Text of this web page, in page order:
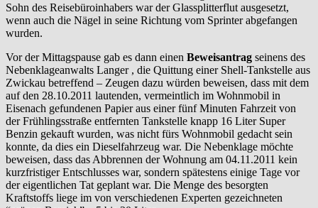
Sohn des Reisebüroinhabers war der Glassplitterflut ausgesetzt,
wenn auch die Nägel in seine Richtung vom Sprinter abgefangen
wurden.
Vor der Mittagspause gab es dann einen Beweisantrag seinens des
Nebenklageanwalts Langer , die Quittung einer Shell-Tankstelle aus
Zwickau betreffend – Zeugen dazu würden beweisen, dass mit dem
auf den 28.10.2011 lautenden, vermeintlich im Wohnmobil in
Eisenach gefundenen Papier aus einer fünf Minuten Fahrzeit von
der Frühlingsstraße entfernten Tankstelle knapp 16 Liter Super
Benzin gekauft wurden, was nicht fürs Wohnmobil gedacht sein
konnte, da dies ein Dieselfahrzeug war. Die Nebenklage möchte
beweisen, dass das Abbrennen der Wohnung am 04.11.2011 kein
kurzfristiger Entschlusses war, sondern spätestens einige Tage vor
der eigentlichen Tat geplant war. Die Menge des besorgten
Kraftstoffs liege im von verschiedenen Experten gezeichneten